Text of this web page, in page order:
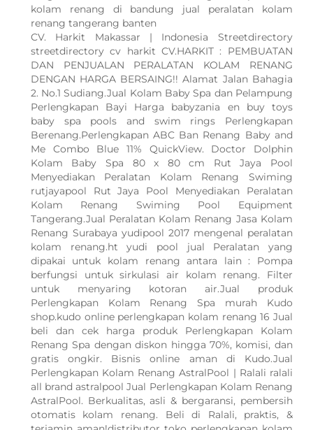
kolam renang di bandung jual peralatan kolam
renang tangerang banten
CV. Harkit Makassar | Indonesia Streetdirectory
streetdirectory cv harkit CV.HARKIT : PEMBUATAN
DAN PENJUALAN PERALATAN KOLAM RENANG
DENGAN HARGA BERSAING!! Alamat Jalan Bahagia
2. No.1 Sudiang.Jual Kolam Baby Spa dan Pelampung
Perlengkapan Bayi Harga babyzania en buy toys
baby spa pools and swim rings Perlengkapan
Berenang.Perlengkapan ABC Ban Renang Baby and
Me Combo Blue 11% QuickView. Doctor Dolphin
Kolam Baby Spa 80 x 80 cm Rut Jaya Pool
Menyediakan Peralatan Kolam Renang Swiming
rutjayapool Rut Jaya Pool Menyediakan Peralatan
Kolam Renang Swiming Pool Equipment
Tangerang.Jual Peralatan Kolam Renang Jasa Kolam
Renang Surabaya yudipool 2017 mengenal peralatan
kolam renang.ht yudi pool jual Peralatan yang
dipakai untuk kolam renang antara lain : Pompa
berfungsi untuk sirkulasi air kolam renang. Filter
untuk menyaring kotoran air.Jual produk
Perlengkapan Kolam Renang Spa murah Kudo
shop.kudo online perlengkapan kolam renang 16 Jual
beli dan cek harga produk Perlengkapan Kolam
Renang Spa dengan diskon hingga 70%, komisi, dan
gratis ongkir. Bisnis online aman di Kudo.Jual
Perlengkapan Kolam Renang AstralPool | Ralali ralali
all brand astralpool Jual Perlengkapan Kolam Renang
AstralPool. Berkualitas, asli & bergaransi, pembersih
otomatis kolam renang. Beli di Ralali, praktis, &